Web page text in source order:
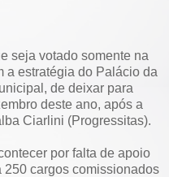
seja votado somente na
a estratégia do Palácio da
de deixar para
deste ano, após a
Ciarlini (Progressitas).
por falta de apoio
250 cargos comissionados